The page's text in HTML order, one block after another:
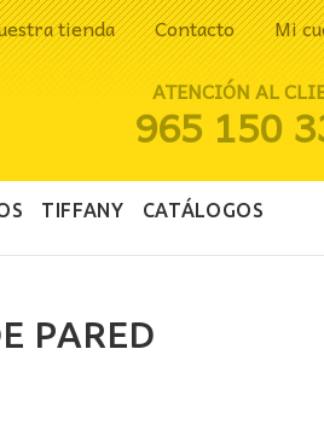
tienda Contacto Mi
ATENCIÓN AL
965 150
TIFFANY CATÁLOGOS
PARED